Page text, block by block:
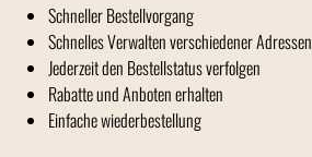
Schneller Bestellvorgang
Schnelles Verwalten verschiedener Adressen
Jederzeit den Bestellstatus verfolgen
Rabatte und Anboten erhalten
Einfache wiederbestellung